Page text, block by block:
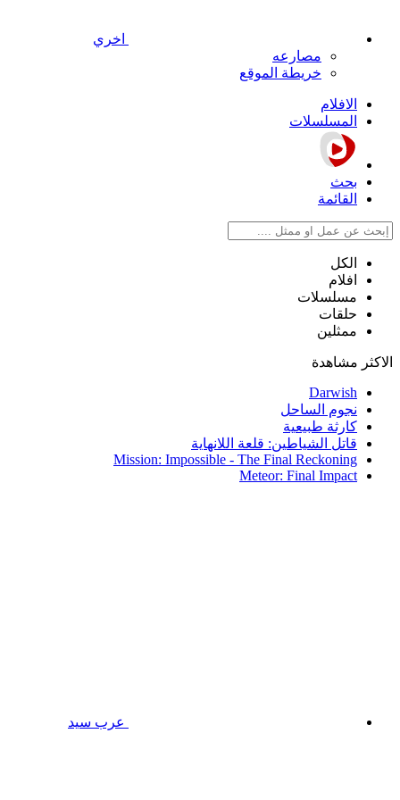
اخري
مصارعه
خريطة الموقع
الافلام
المسلسلات
بحث
القائمة
الكل
افلام
مسلسلات
حلقات
ممثلين
الاكثر مشاهدة
Darwish
نجوم الساحل
كارثة طبيعية
قاتل الشياطين: قلعة اللانهاية
Mission: Impossible - The Final Reckoning
Meteor: Final Impact
عرب سيد